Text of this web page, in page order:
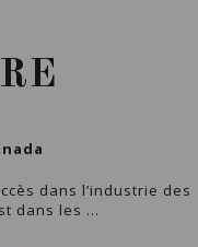
dans l’industrie des
dans les ...